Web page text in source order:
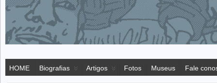
HOME Biografias Artigos Fotos Museus Fale